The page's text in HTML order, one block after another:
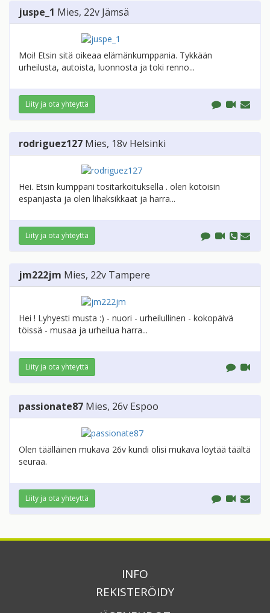
juspe_1 Mies, 22v Jämsä
Moi! Etsin sitä oikeaa elämänkumppania. Tykkään
urheilusta, autoista, luonnosta ja toki renno...
Liity ja ota yhteyttä
rodriguez127 Mies, 18v Helsinki
Hei. Etsin kumppani tositarkoituksella . olen kotoisin
espanjasta ja olen lihaksikkaat ja harra...
Liity ja ota yhteyttä
jm222jm Mies, 22v Tampere
Hei ! Lyhyesti musta :) - nuori - urheilullinen - kokopäivä
töissä - musaa ja urheilua harra...
Liity ja ota yhteyttä
passionate87 Mies, 26v Espoo
Olen täälläinen mukava 26v kundi olisi mukava löytää täältä
seuraa.
Liity ja ota yhteyttä
INFO
REKISTERÖIDY